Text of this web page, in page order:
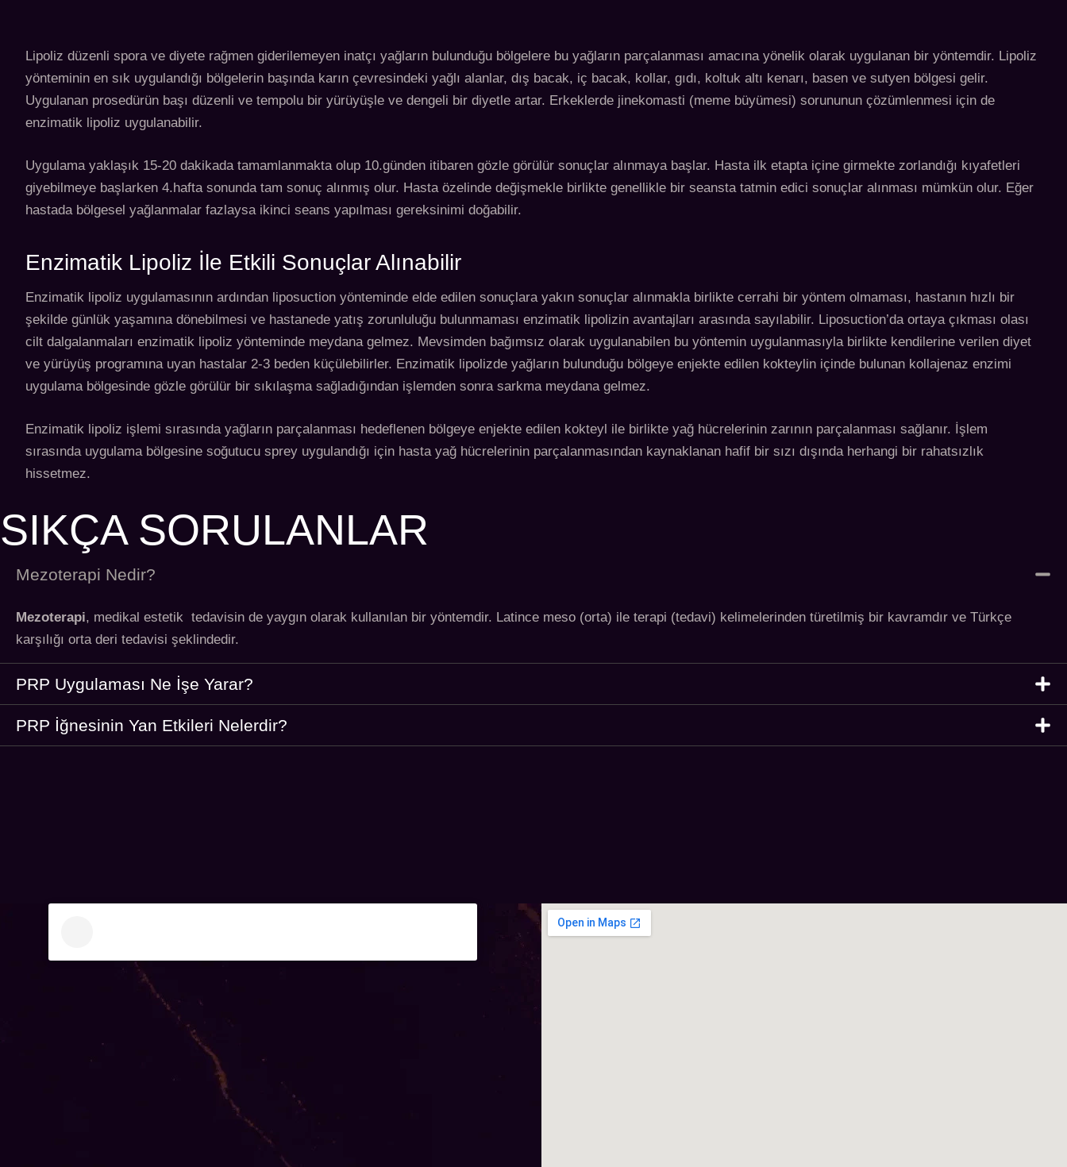
Lipoliz düzenli spora ve diyete rağmen giderilemeyen inatçı yağların bulunduğu bölgelere bu yağların parçalanması amacına yönelik olarak uygulanan bir yöntemdir. Lipoliz
yönteminin en sık uygulandığı bölgelerin başında karın çevresindeki yağlı alanlar, dış bacak, iç bacak, kollar, gıdı, koltuk altı kenarı, basen ve sutyen bölgesi gelir.
Uygulanan prosedürün başı düzenli ve tempolu bir yürüyüşle ve dengeli bir diyetle artar. Erkeklerde jinekomasti (meme büyümesi) sorununun çözümlenmesi için de
enzimatik lipoliz uygulanabilir.
Uygulama yaklaşık 15-20 dakikada tamamlanmakta olup 10.günden itibaren gözle görülür sonuçlar alınmaya başlar. Hasta ilk etapta içine girmekte zorlandığı kıyafetleri
giyebilmeye başlarken 4.hafta sonunda tam sonuç alınmış olur. Hasta özelinde değişmekle birlikte genellikle bir seansta tatmin edici sonuçlar alınması mümkün olur. Eğer
hastada bölgesel yağlanmalar fazlaysa ikinci seans yapılması gereksinimi doğabilir.
Enzimatik Lipoliz İle Etkili Sonuçlar Alınabilir
Enzimatik lipoliz uygulamasının ardından liposuction yönteminde elde edilen sonuçlara yakın sonuçlar alınmakla birlikte cerrahi bir yöntem olmaması, hastanın hızlı bir
şekilde günlük yaşamına dönebilmesi ve hastanede yatış zorunluluğu bulunmaması enzimatik lipolizin avantajları arasında sayılabilir. Liposuction’da ortaya çıkması olası
cilt dalgalanmaları enzimatik lipoliz yönteminde meydana gelmez. Mevsimden bağımsız olarak uygulanabilen bu yöntemin uygulanmasıyla birlikte kendilerine verilen diyet
ve yürüyüş programına uyan hastalar 2-3 beden küçülebilirler. Enzimatik lipolizde yağların bulunduğu bölgeye enjekte edilen kokteylin içinde bulunan kollajenaz enzimi
uygulama bölgesinde gözle görülür bir sıkılaşma sağladığından işlemden sonra sarkma meydana gelmez.
Enzimatik lipoliz işlemi sırasında yağların parçalanması hedeflenen bölgeye enjekte edilen kokteyl ile birlikte yağ hücrelerinin zarının parçalanması sağlanır. İşlem
sırasında uygulama bölgesine soğutucu sprey uygulandığı için hasta yağ hücrelerinin parçalanmasından kaynaklanan hafif bir sızı dışında herhangi bir rahatsızlık
hissetmez.
SIKÇA SORULANLAR
Mezoterapi Nedir?
Mezoterapi, medikal estetik tedavisin de yaygın olarak kullanılan bir yöntemdir. Latince meso (orta) ile terapi (tedavi) kelimelerinden türetilmiş bir kavramdır ve Türkçe
karşılığı orta deri tedavisi şeklindedir.
PRP Uygulaması Ne İşe Yarar?
PRP İğnesinin Yan Etkileri Nelerdir?